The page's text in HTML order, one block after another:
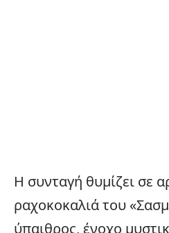
Η συνταγή θυμίζει σε
ραχοκοκαλιά του
ύπαιθρος, ένοχο